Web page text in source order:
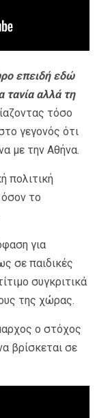
επειδή εδώ
τανία αλλά τη
τόσο
γεγονός ότι
με την Αθήνα.
πολιτική
το
για
σε παιδικές
συγκριτικά
της χώρας.
ο στόχος
βρίσκεται σε